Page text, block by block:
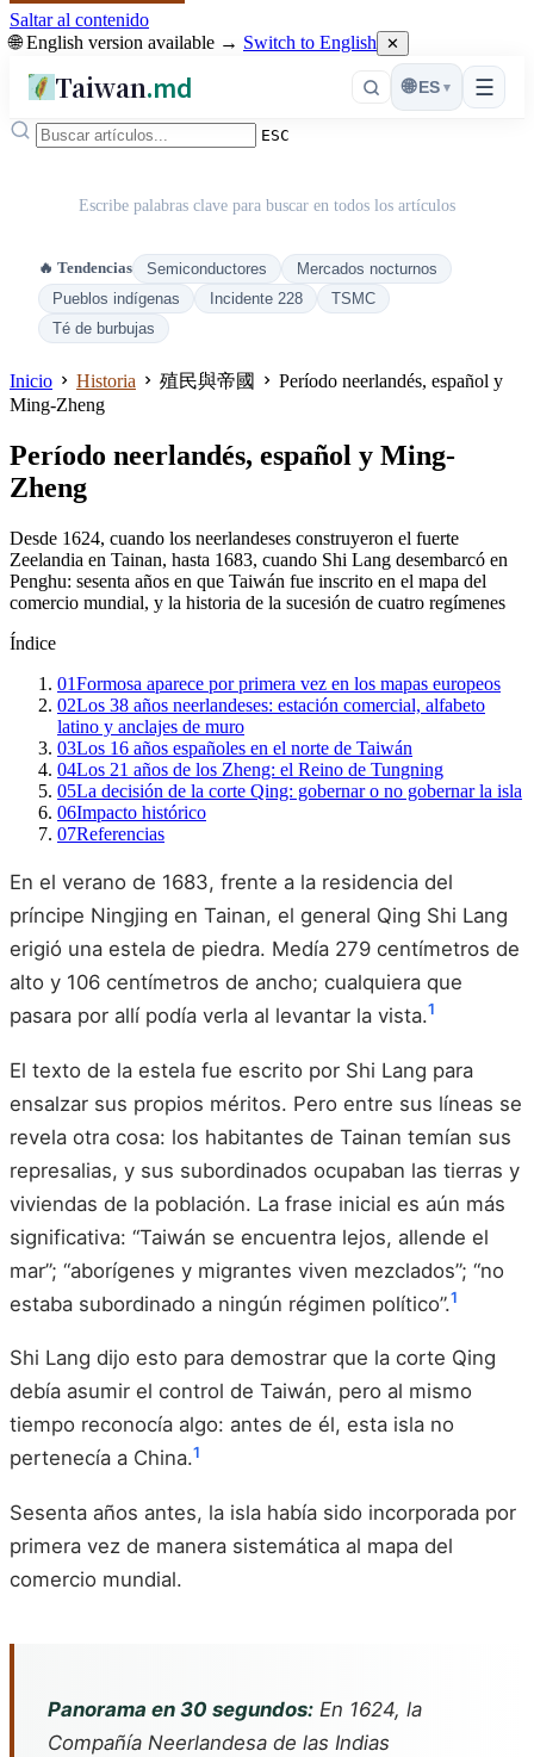
Saltar al contenido
🌐 English version available → Switch to English ✕
Taiwan.md ☰
🌐 ES ▾
ESC
Escribe palabras clave para buscar en todos los artículos
🔥 Tendencias Semiconductores
Mercados nocturnos
Pueblos indígenas
Incidente 228
TSMC
Té de burbujas
Inicio Historia 殖民與帝國
Período neerlandés, español y
Ming-Zheng
Período neerlandés, español y Ming-
Zheng
Desde 1624, cuando los neerlandeses construyeron el fuerte
Zeelandia en Tainan, hasta 1683, cuando Shi Lang desembarcó en
Penghu: sesenta años en que Taiwán fue inscrito en el mapa del
comercio mundial, y la historia de la sucesión de cuatro regímenes
Índice
01Formosa aparece por primera vez en los mapas europeos
02Los 38 años neerlandeses: estación comercial, alfabeto
latino y anclajes de muro
03Los 16 años españoles en el norte de Taiwán
04Los 21 años de los Zheng: el Reino de Tungning
05La decisión de la corte Qing: gobernar o no gobernar la isla
06Impacto histórico
07Referencias
En el verano de 1683, frente a la residencia del
príncipe Ningjing en Tainan, el general Qing Shi Lang
erigió una estela de piedra. Medía 279 centímetros de
alto y 106 centímetros de ancho; cualquiera que
pasara por allí podía verla al levantar la vista.1
El texto de la estela fue escrito por Shi Lang para
ensalzar sus propios méritos. Pero entre sus líneas se
revela otra cosa: los habitantes de Tainan temían sus
represalias, y sus subordinados ocupaban las tierras y
viviendas de la población. La frase inicial es aún más
significativa: “Taiwán se encuentra lejos, allende el
mar”; “aborígenes y migrantes viven mezclados”; “no
estaba subordinado a ningún régimen político”.1
Shi Lang dijo esto para demostrar que la corte Qing
debía asumir el control de Taiwán, pero al mismo
tiempo reconocía algo: antes de él, esta isla no
pertenecía a China.1
Sesenta años antes, la isla había sido incorporada por
primera vez de manera sistemática al mapa del
comercio mundial.
Panorama en 30 segundos: En 1624, la
Compañía Neerlandesa de las Indias